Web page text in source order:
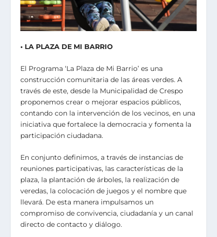
• LA PLAZA DE MI BARRIO
El Programa ‘La Plaza de Mi Barrio’ es una
construcción comunitaria de las áreas verdes. A
través de este, desde la Municipalidad de Crespo
proponemos crear o mejorar espacios públicos,
contando con la intervención de los vecinos, en una
iniciativa que fortalece la democracia y fomenta la
participación ciudadana.
En conjunto definimos, a través de instancias de
reuniones participativas, las características de la
plaza, la plantación de árboles, la realización de
veredas, la colocación de juegos y el nombre que
llevará. De esta manera impulsamos un
compromiso de convivencia, ciudadanía y un canal
directo de contacto y diálogo.